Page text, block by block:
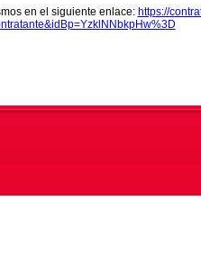
en el siguiente enlace: https://